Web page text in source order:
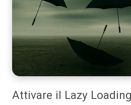
Attivare il Lazy